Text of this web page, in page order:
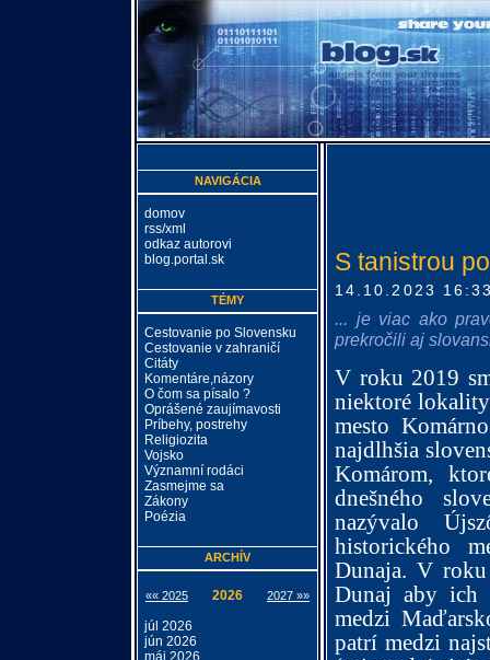
S tanistrou
14.10.2023
... je viac ako
prekročili aj
V roku 2019
niektoré
mesto
najdlhšia
Komárom,
dnešného
nazývalo
historického
Dunaja. V
Dunaj aby ich
medzi
patrí medzi
NAVIGÁCIA
domov
rss/xml
odkaz autorovi
blog.portal.sk
TÉMY
Cestovanie po Slovensku
Cestovanie v zahraničí
Citáty
Komentáre,názory
O čom sa písalo ?
Oprášené zaujímavosti
Príbehy, postrehy
Religiozita
Vojsko
Významní rodáci
Zasmejme sa
Zákony
Poézia
ARCHÍV
«« 2025 2026 2027 »»
júl 2026
jún 2026
máj 2026